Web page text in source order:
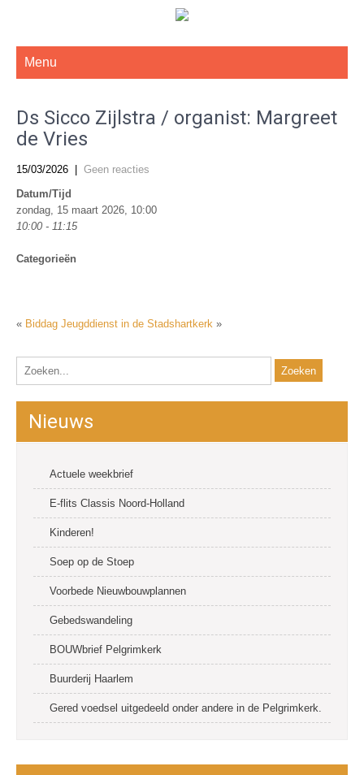
Menu
Ds Sicco Zijlstra / organist: Margreet
de Vries
15/03/2026
Geen reacties
Datum/Tijd
zondag, 15 maart 2026, 10:00
10:00 - 11:15
Categorieën
« Biddag Jeugddienst in de Stadshartkerk »
Nieuws
Actuele weekbrief
E-flits Classis Noord-Holland
Kinderen!
Soep op de Stoep
Voorbede Nieuwbouwplannen
Gebedswandeling
BOUWbrief Pelgrimkerk
Buurderij Haarlem
Gered voedsel uitgedeeld onder andere in de Pelgrimkerk.